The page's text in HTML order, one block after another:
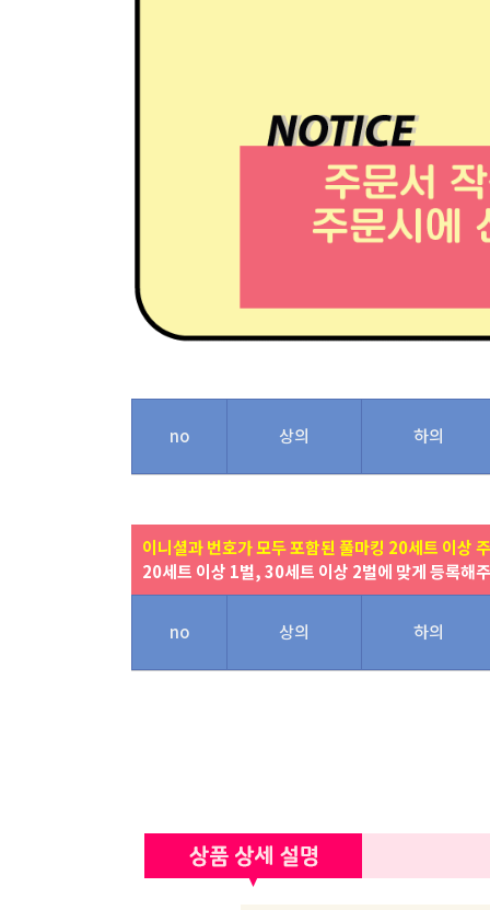
no 상의 하의
이니셜과 번호가 모두 포함된 풀마킹 20세트 이상
20세트 이상 1벌, 30세트 이상 2벌에 맞게 등록해
no 상의 하의